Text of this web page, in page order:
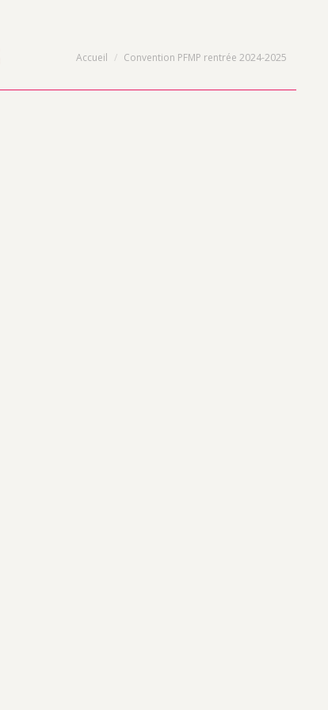
Vous êtes ici :
Accueil Convention PFMP rentrée 2024-2025